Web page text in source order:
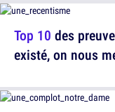
Top 10 des
existé, on nous